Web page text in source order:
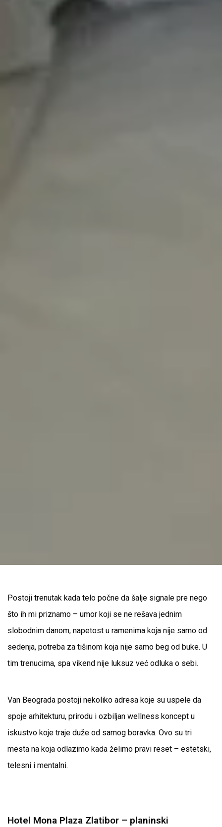
Postoji trenutak kada telo počne da šalje signale pre nego
što ih mi priznamo – umor koji se ne rešava jednim
slobodnim danom, napetost u ramenima koja nije samo od
sedenja, potreba za tišinom koja nije samo beg od buke. U
tim trenucima, spa vikend nije luksuz već odluka o sebi.
Van Beograda postoji nekoliko adresa koje su uspele da
spoje arhitekturu, prirodu i ozbiljan wellness koncept u
iskustvo koje traje duže od samog boravka. Ovo su tri
mesta na koja odlazimo kada želimo pravi reset – estetski,
telesni i mentalni.
Hotel Mona Plaza Zlatibor – planinski